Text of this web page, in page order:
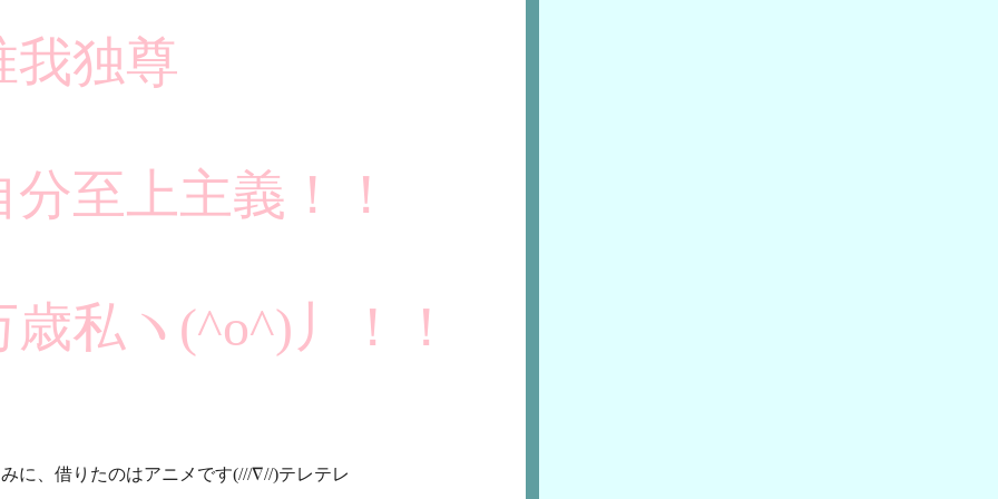
我独尊
分至上主義！！
歳私ヽ(^o^)丿！！
に、借りたのはアニメです(///∇//)テレテレ